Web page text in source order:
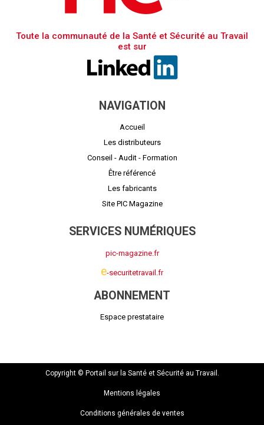
Toute la communauté de la Santé et Sécurité au Travail
est sur
NAVIGATION
Accueil
Les distributeurs
Conseil - Audit - Formation
Être référencé
Les fabricants
Site PIC Magazine
SERVICES NUMÉRIQUES
pic-magazine.fr
e-securitetravail.fr
ABONNEMENT
Espace prestataire
Copyright © Portail sur la Santé et Sécurité au Travail.
Mentions légales
Conditions générales de ventes